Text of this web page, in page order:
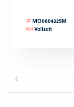
MO060422SM
Vollzeit